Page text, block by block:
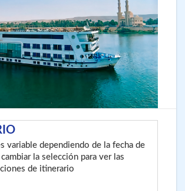
variable dependiendo de la fecha de
la selección para ver las
de itinerario